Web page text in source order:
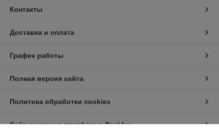
Контакты
Доставка и оплата
График работы
Полная версия сайта
Политика обработки cookies
Сайт создан на платформе Deal.by